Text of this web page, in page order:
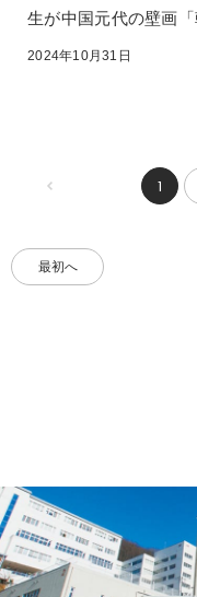
生が中国元代の壁画
2024年10月31日
最初へ
前
へ
1